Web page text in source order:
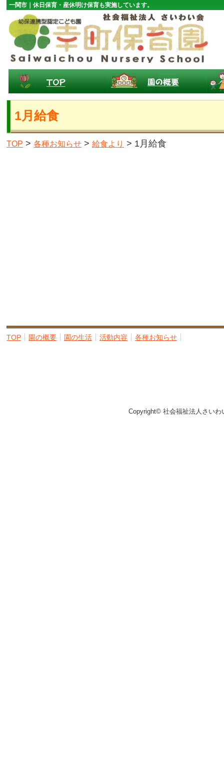
一関市｜休日保育・産休明け保育も実施しています。
1月給食
TOP > 各種お知らせ > 給食より > 1月給食
TOP 園の概要 園の生活 活動内容 各種お知らせ
Copyright© 社会福祉法人さい